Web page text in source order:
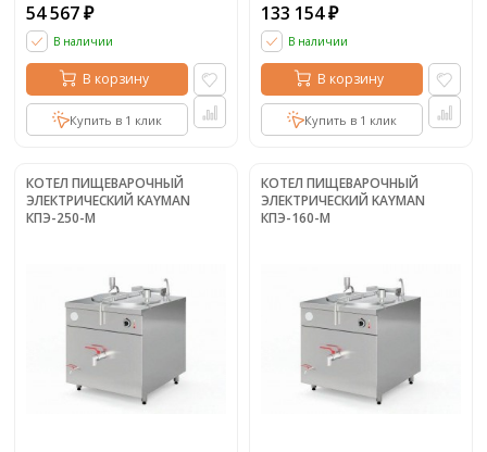
54 567 ₽
В наличии
В корзину
Купить в 1 клик
133 154 ₽
В наличии
В корзину
Купить в 1 клик
КOТЕЛ ПИЩЕВАРОЧНЫЙ
ЭЛЕКТРИЧЕСКИЙ KAYMAN
КПЭ-250-М
КOТЕЛ ПИЩЕВАРОЧНЫЙ
ЭЛЕКТРИЧЕСКИЙ KAYMAN
КПЭ-160-М